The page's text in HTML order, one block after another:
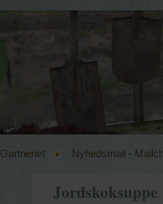
Gartneriet Nyhedsmail -
Jordskoksuppe